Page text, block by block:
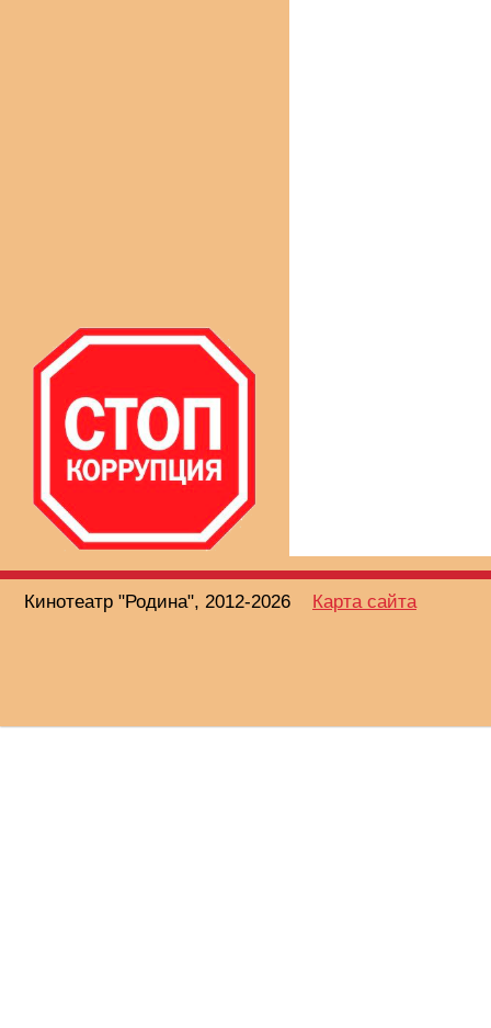
Кинотеатр "Родина", 2012-2026 Карта сайта